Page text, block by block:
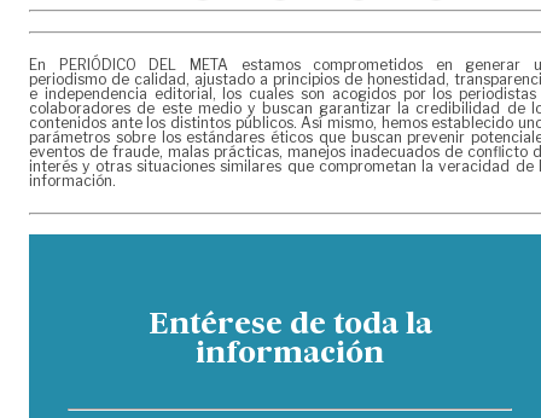
En PERIÓDICO DEL META estamos comprometidos en generar
periodismo de calidad, ajustado a principios de honestidad,
e independencia editorial, los cuales son acogidos por los periodistas
colaboradores de este medio y buscan garantizar la credibilidad de
contenidos ante los distintos públicos. Así mismo, hemos establecido
parámetros sobre los estándares éticos que buscan prevenir
eventos de fraude, malas prácticas, manejos inadecuados de conflicto
interés y otras situaciones similares que comprometan la veracidad de
información.
Entérese de toda la
información